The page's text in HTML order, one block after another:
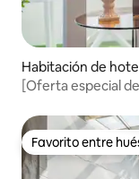
Habitación de
[Oferta especial
lateral de la
Haeundae
Favorito entre
Favorito entre